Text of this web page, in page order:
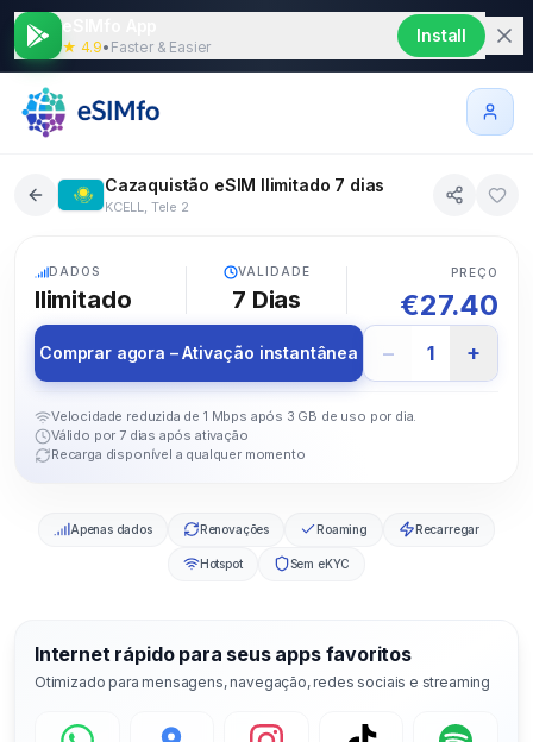
★ 4.9• Faster & Easier
Install
Cazaquistão eSIM Ilimitado 7 dias
KCELL, Tele 2
DADOS
Ilimitado
VALIDADE
7 Dias
PREÇO
€27.40
Comprar agora – Ativação instantânea − 1 +
Velocidade reduzida de 1 Mbps após 3 GB de uso por dia.
Válido por 7 dias após ativação
Recarga disponível a qualquer momento
Apenas dados Renovações Roaming Recarregar
Hotspot Sem eKYC
Internet rápido para seus apps favoritos
Otimizado para mensagens, navegação, redes sociais e streaming